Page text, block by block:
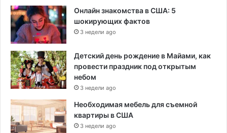
Онлайн знакомства в США: 5
шокирующих фактов
3 недели ago
Детский день рождение в Майами, как
провести праздник под открытым
небом
3 недели ago
Необходимая мебель для съемной
квартиры в США
3 недели ago